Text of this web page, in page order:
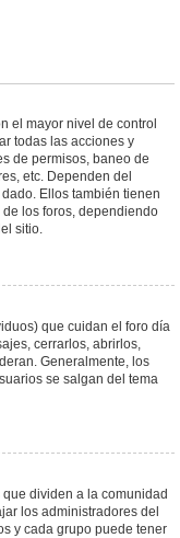
el mayor nivel de control
todas las acciones y
de permisos, baneo de
etc. Dependen del
Ellos también tienen
los foros, dependiendo
sitio.
que cuidan el foro día
cerrarlos, abrirlos,
Generalmente, los
se salgan del tema
dividen a la comunidad
los administradores del
y cada grupo puede tener